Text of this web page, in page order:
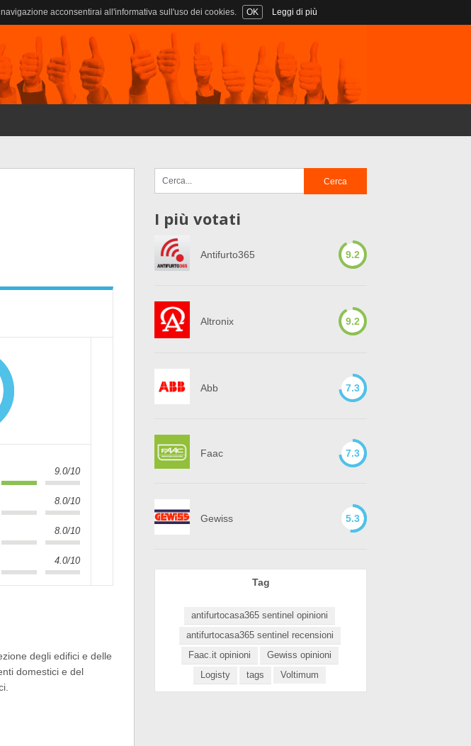
acconsentirai all'informativa sull'uso dei cookies. OK Leggi di più
9.0/10
8.0/10
8.0/10
4.0/10
degli edifici e delle
domestici e del
I più votati
Antifurto365 9.2
Altronix 9.2
Abb 7.3
Faac 7.3
Gewiss 5.3
Tag
antifurtocasa365 sentinel opinioni
antifurtocasa365 sentinel recensioni
Faac.it opinioni
Gewiss opinioni
Logisty
tags Voltimum